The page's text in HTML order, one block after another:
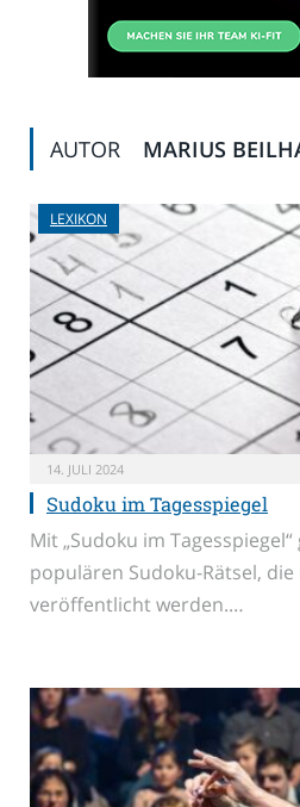
AUTOR MARIUS
LEXIKON
14. JULI 2024
Sudoku im Tagesspiegel
Mit „Sudoku im
populären Sudoku-Rätsel, die
veröffentlicht werden.…